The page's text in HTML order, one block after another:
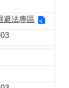
避法專區